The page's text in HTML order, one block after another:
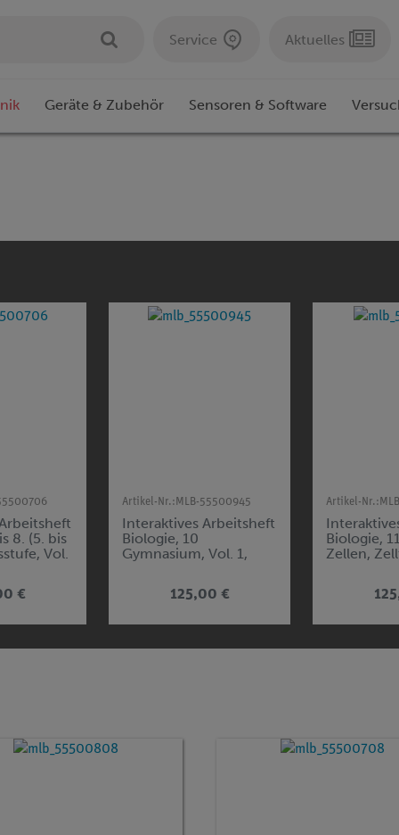
Service Aktuelles
Geräte & Zubehör Sensoren & Software
8. (5. bis
Vol.
€
Artikel-Nr.: MLB-55500945
Interaktives Arbeitsheft
Biologie, 10
Gymnasium, Vol. 1,
125,00 €
Artikel-Nr.:
Biologie,
Zellen,